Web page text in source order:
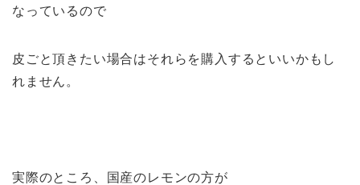
なっているので
皮ごと頂きたい場合はそれらを購入するといいかもし
れません。
実際のところ、国産のレモンの方が